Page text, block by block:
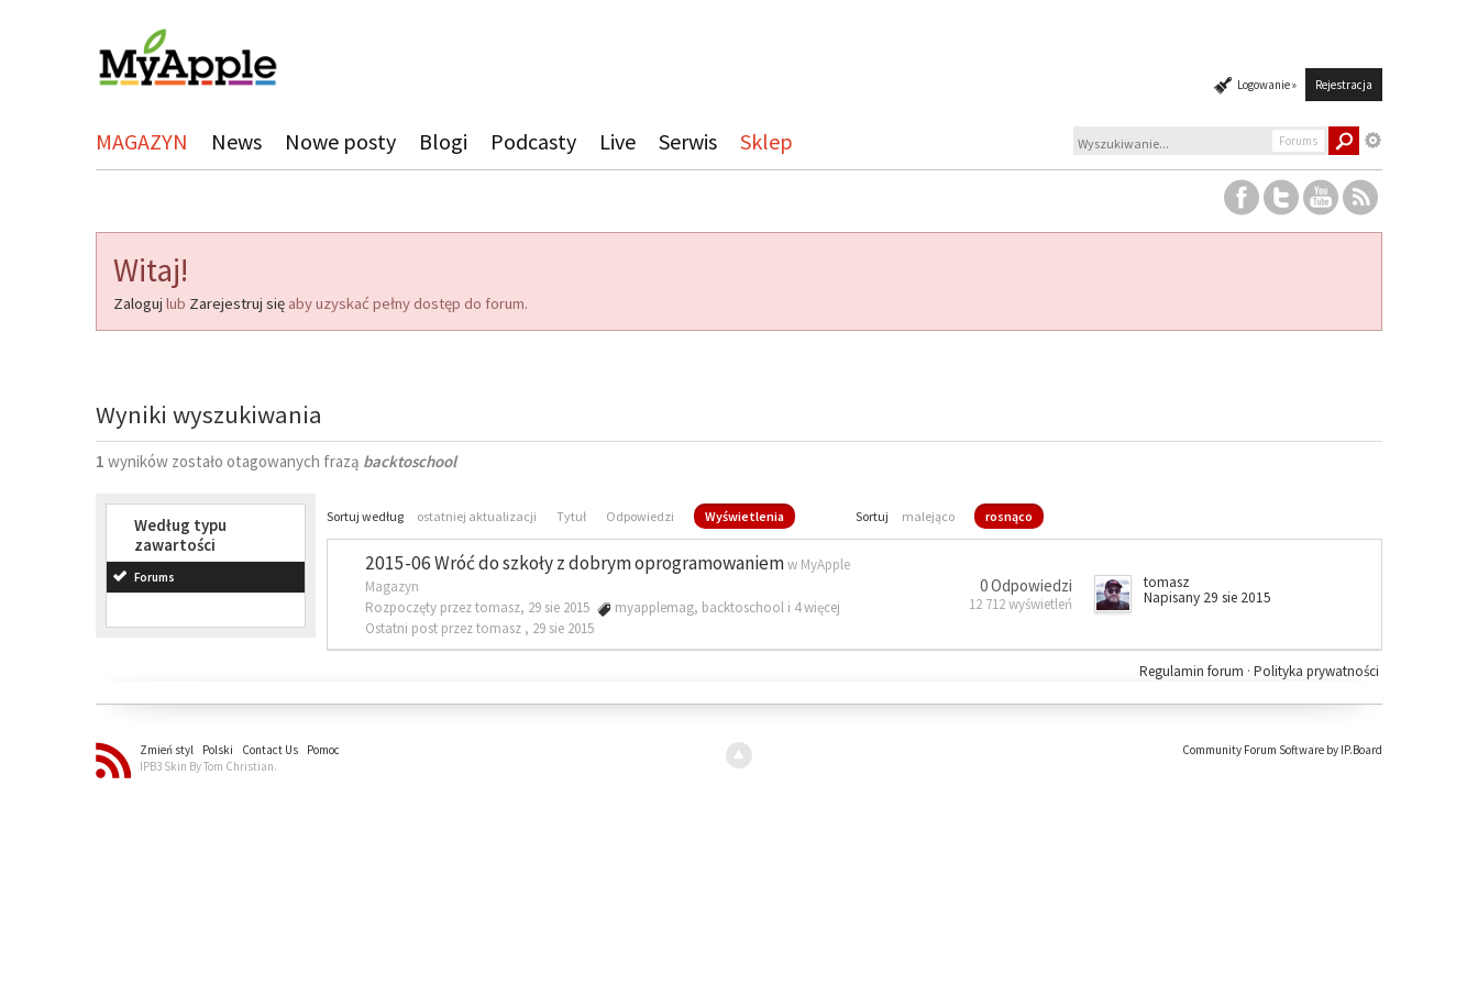
Logowanie » Rejestracja
MAGAZYN News Nowe posty Blogi Podcasty Live Serwis Sklep Forums
Witaj!
Zaloguj lub Zarejestruj się aby uzyskać pełny dostęp do forum.
Wyniki wyszukiwania
1 wyników zostało otagowanych frazą backtoschool
Według typu
zawartości
Forums
Sortuj według ostatniej aktualizacji Tytuł Odpowiedzi Wyświetlenia Sortuj malejąco rosnąco
2015-06 Wróć do szkoły z dobrym oprogramowaniemw MyApple
Magazyn
Rozpoczęty przez tomasz, 29 sie 2015
myapplemag, backtoschool i 4 więcej
Ostatni post przez tomasz , 29 sie 2015
0 Odpowiedzi
12 712 wyświetleń
tomasz
Napisany 29 sie 2015
Polityka prywatności
Regulamin forum ·
Zmień styl Polski Contact Us
Pomoc
IPB3 Skin By Tom Christian.
Community Forum Software by IP.Board